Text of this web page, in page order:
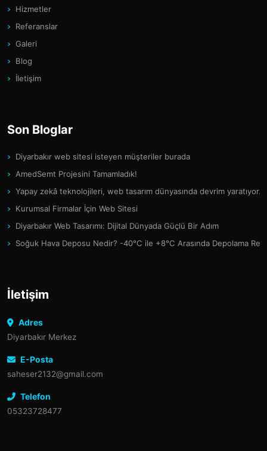
Hizmetler
Referanslar
Galeri
Blog
İletişim
Son Bloglar
Diyarbakır web sitesi isteyen müşteriler burada
AmedSemt Projesini Tamamladık!
Yapay zekâ teknolojileri, web tasarım dünyasında devrim yaratıyor.
Kurumsal Firmalar İçin Web Sitesi
Diyarbakır Web Tasarımı: Dijital Dünyada Güçlü Bir Adım
Soğuk Hava Deposu Nedir? -40°C ile +8°C Arasında Depolama
İletişim
Adres
Diyarbakır Merkez
E-Posta
saheser2132@gmail.com
Telefon
05323728477